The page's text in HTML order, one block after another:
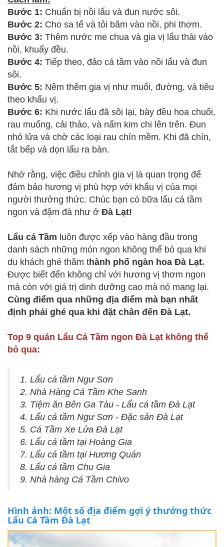
Bước 1: Chuẩn bị nồi lẩu và đun nước sôi.
Bước 2: Cho sa tế và tỏi băm vào nồi, phi thơm.
Bước 3: Thêm nước me chua và gia vị lẩu thái vào
nồi, khuấy đều.
Bước 4: Tiếp theo, đảo cá tầm vào nồi lẩu và đun
sôi.
Bước 5: Nêm thêm gia vị như muối, đường, và tiêu
theo khẩu vị.
Bước 6: Khi nước lẩu đã sôi lại, bày đều hoa chuối,
rau muống, cải thảo, và nấm kim chi lên trên. Đun
nhỏ lửa và chờ các loại rau chín mềm. Khi đã chín,
tắt bếp và dọn lẩu ra bàn.
Nhớ rằng, việc điều chỉnh gia vị là quan trọng để
đảm bảo hương vị phù hợp với khẩu vị của mọi
người thưởng thức. Chúc bạn có bữa lẩu cá tầm
ngon và đậm đà như ở Đà Lạt!
Lẩu cá Tầm luôn được xếp vào hàng đầu trong
danh sách những món ngon không thể bỏ qua khi
du khách ghé thăm thành phố ngàn hoa Đà Lạt.
Được biết đến không chỉ với hương vị thơm ngon
mà còn với giá trị dinh dưỡng cao mà nó mang lại.
Cùng điểm qua những địa điểm mà bạn nhất
định phải ghé qua khi đặt chân đến Đà Lạt.
Top 9 quán Lẩu Cá Tầm ngon Đà Lạt không thể
bỏ qua:
1. Lẩu cá tầm Ngư Sơn
2. Nhà Hàng Cá Tầm Khe Sanh
3. Tiệm ăn Bên Ga Tàu - Lẩu cá tầm Đà Lạt
4. Lẩu cá tầm Ngư Sơn - Đặc sản Đà Lạt
5. Cá Tầm Xe Lửa Đà Lạt
6. Lẩu cá tầm tại Hoàng Gia
7. Lẩu cá tầm tại Hương Quán
8. Lẩu cá tầm Chu Gia
9. Nhà hàng Cá Tầm Chivo
Hình ảnh: Một số địa điểm gợi ý thưởng thức
Lẩu Cá Tầm Đà Lạt